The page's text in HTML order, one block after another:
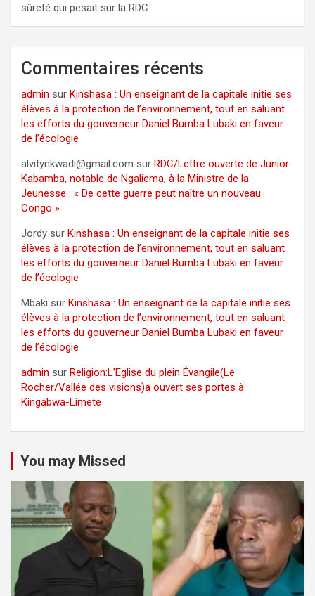
sûreté qui pesait sur la RDC
Commentaires récents
admin sur Kinshasa : Un enseignant de la capitale initie ses
élèves à la protection de l’environnement, tout en saluant
les efforts du gouverneur Daniel Bumba Lubaki en faveur
de l’écologie
alvitynkwadi@gmail.com sur RDC/Lettre ouverte de Junior
Kabamba, notable de Ngaliema, à la Ministre de la
Jeunesse : « De cette guerre peut naître un nouveau
Congo »
Jordy sur Kinshasa : Un enseignant de la capitale initie ses
élèves à la protection de l’environnement, tout en saluant
les efforts du gouverneur Daniel Bumba Lubaki en faveur
de l’écologie
Mbaki sur Kinshasa : Un enseignant de la capitale initie ses
élèves à la protection de l’environnement, tout en saluant
les efforts du gouverneur Daniel Bumba Lubaki en faveur
de l’écologie
admin sur Religion:L’Eglise du plein Évangile(Le
Rocher/Vallée des visions)a ouvert ses portes à
Kingabwa-Limete
You may Missed